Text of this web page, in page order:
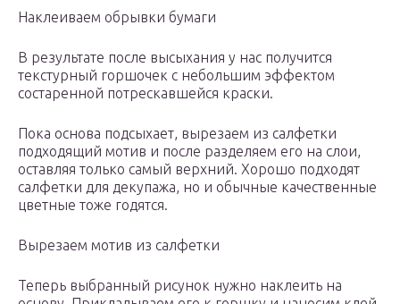
Наклеиваем обрывки бумаги
В результате после высыхания у нас получится
текстурный горшочек с небольшим эффектом
состаренной потрескавшейся краски.
Пока основа подсыхает, вырезаем из салфетки
подходящий мотив и после разделяем его на слои,
оставляя только самый верхний. Хорошо подходят
салфетки для декупажа, но и обычные качественные
цветные тоже годятся.
Вырезаем мотив из салфетки
Теперь выбранный рисунок нужно наклеить на